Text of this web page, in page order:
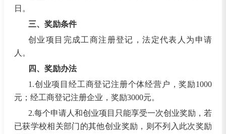
日。
三、奖励条件
创业项目完成工商注册登记，法定代表人为申请
人。
四、奖励办法
1.创业项目经工商登记注册个体经营户，奖励1000
元；经工商登记注册企业，奖励3000元。
2.每个申请人和创业项目只能享受一次创业奖励，若
已获学校相关部门的其他创业奖励，则不列入此次奖励